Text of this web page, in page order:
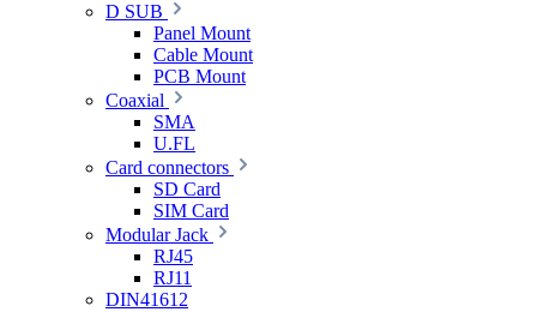
D SUB
Panel Mount
Cable Mount
PCB Mount
Coaxial
SMA
U.FL
Card connectors
SD Card
SIM Card
Modular Jack
RJ45
RJ11
DIN41612